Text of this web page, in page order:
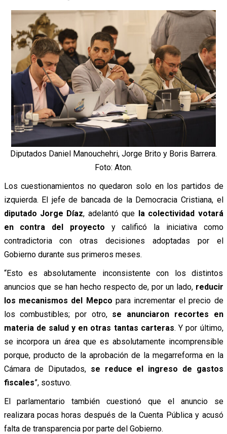
Diputados Daniel Manouchehri, Jorge Brito y Boris Barrera.
Foto: Aton.
Los cuestionamientos no quedaron solo en los partidos de
izquierda. El jefe de bancada de la Democracia Cristiana, el
diputado Jorge Díaz, adelantó que la colectividad votará
en contra del proyecto y calificó la iniciativa como
contradictoria con otras decisiones adoptadas por el
Gobierno durante sus primeros meses.
“Esto es absolutamente inconsistente con los distintos
anuncios que se han hecho respecto de, por un lado,reducir
los mecanismos del Mepco para incrementar el precio de
los combustibles; por otro,se anunciaron recortes en
materia de salud y en otras tantas carteras. Y por último,
se incorpora un área que es absolutamente incomprensible
porque, producto de la aprobación de la megarreforma en la
Cámara de Diputados, se reduce el ingreso de gastos
fiscales”, sostuvo.
El parlamentario también cuestionó que el anuncio se
realizara pocas horas después de la Cuenta Pública y acusó
falta de transparencia por parte del Gobierno.